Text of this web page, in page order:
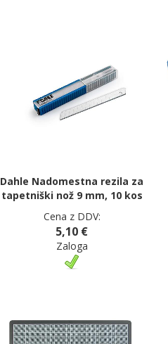
Dahle Nadomestna rezila za
tapetniški nož 9 mm, 10 kos
Cena z DDV:
5,10 €
Zaloga